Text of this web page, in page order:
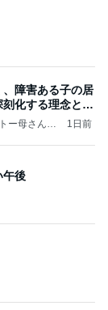
障害ある子の居
化する理念と現
ー母さんの
午後
区】ラーメン小
二郎のつけ麺
しなしご